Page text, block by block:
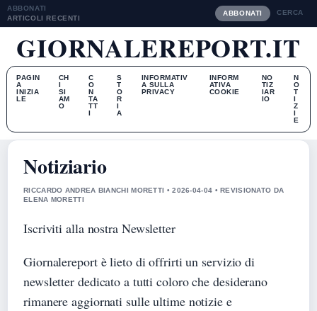
ABBONATI
ARTICOLI RECENTI
ABBONATI CERCA
GIORNALEREPORT.IT
PAGIN
A
INIZIA
LE
CH
I
SI
AM
O
C
O
N
TA
TT
I
S
T
O
R
I
A
INFORMATIV
A SULLA
PRIVACY
INFORM
ATIVA
COOKIE
NO
TIZ
IAR
IO
N
O
T
I
Z
I
E
Notiziario
RICCARDO ANDREA BIANCHI MORETTI • 2026-04-04 • REVISIONATO DA
ELENA MORETTI
Iscriviti alla nostra Newsletter
Giornalereport è lieto di offrirti un servizio di
newsletter dedicato a tutti coloro che desiderano
rimanere aggiornati sulle ultime notizie e